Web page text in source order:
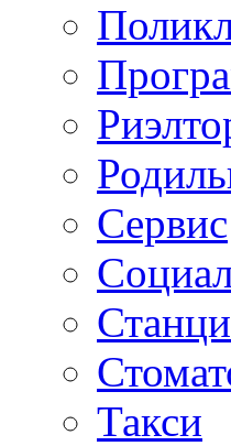
Сервис
Такси